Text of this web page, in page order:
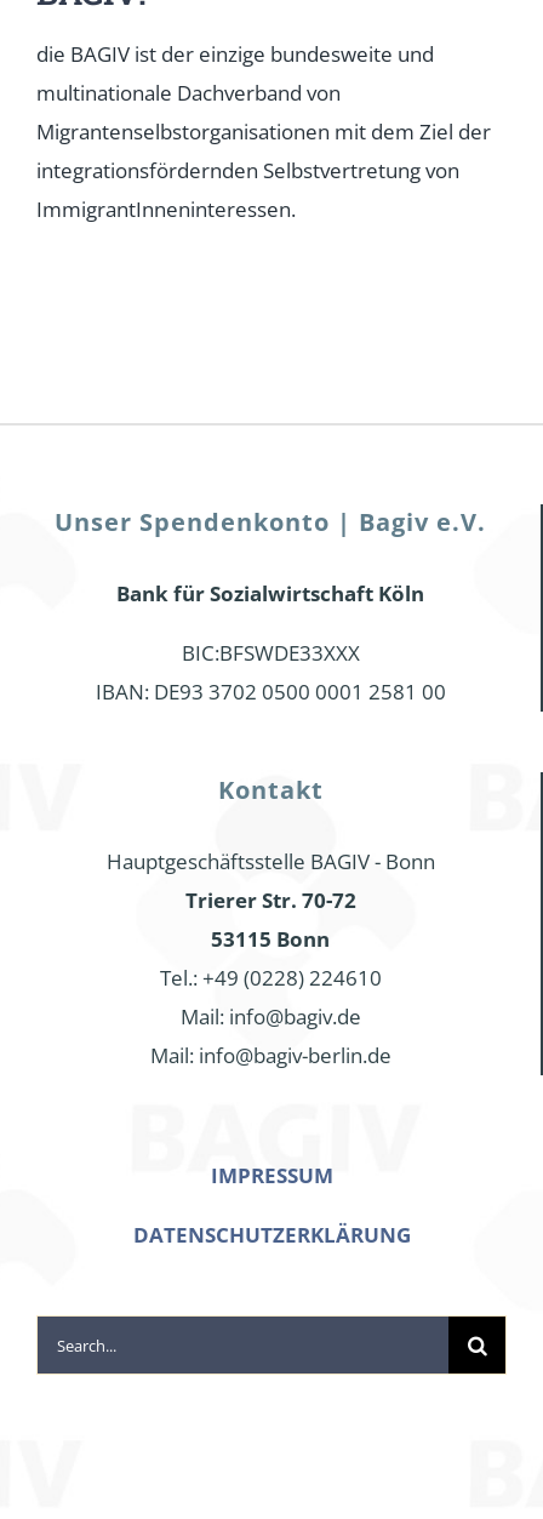
die BAGIV ist der einzige bundesweite und
multinationale Dachverband von
Migrantenselbstorganisationen mit dem Ziel der
integrationsfördernden Selbstvertretung von
ImmigrantInneninteressen.
Unser Spendenkonto | Bagiv e.V.
Bank für Sozialwirtschaft Köln
BIC:BFSWDE33XXX
IBAN: DE93 3702 0500 0001 2581 00
Kontakt
Hauptgeschäftsstelle BAGIV - Bonn
Trierer Str. 70-72
53115 Bonn
Tel.: +49 (0228) 224610
Mail: info@bagiv.de
Mail: info@bagiv-berlin.de
IMPRESSUM
DATENSCHUTZERKLÄRUNG
Search
for: